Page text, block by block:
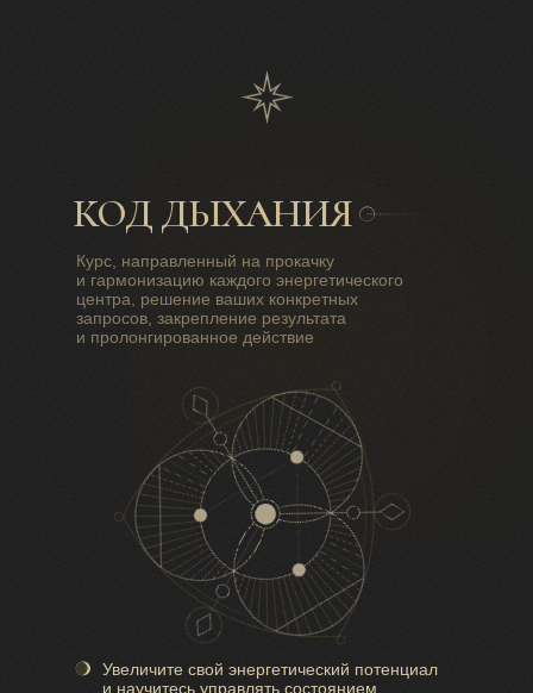
КОД ДЫХАНИЯ
Курс, направленный на прокачку
и гармонизацию каждого энергетического
центра, решение ваших конкретных
запросов, закрепление результата
и пролонгированное действие
Увеличите свой энергетический потенциал
и научитесь управлять состоянием